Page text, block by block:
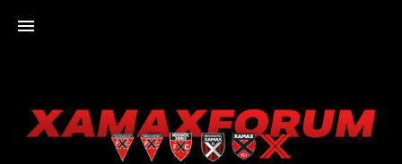
XAMAXFORUM